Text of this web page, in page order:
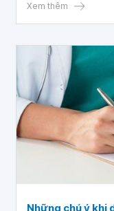
Xem thêm
Những chú ý khi